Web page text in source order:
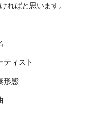
ければと思います。
ティスト
形態